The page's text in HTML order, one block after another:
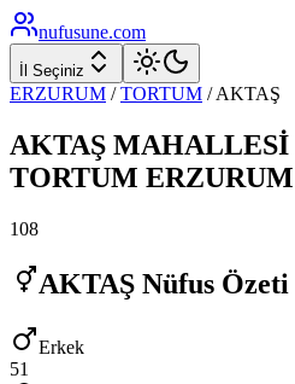
nufusune.com
İl Seçiniz
ERZURUM / TORTUM /AKTAŞ
AKTAŞ MAHALLESİ
TORTUM ERZURUM
108
AKTAŞ Nüfus Özeti
Erkek
51